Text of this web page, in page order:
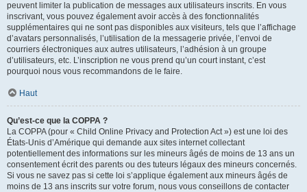
peuvent limiter la publication de messages aux utilisateurs inscrits. En vous
inscrivant, vous pouvez également avoir accès à des fonctionnalités
supplémentaires qui ne sont pas disponibles aux visiteurs, tels que l’affichage
d’avatars personnalisés, l’utilisation de la messagerie privée, l’envoi de
courriers électroniques aux autres utilisateurs, l’adhésion à un groupe
d’utilisateurs, etc. L’inscription ne vous prend qu’un court instant, c’est
pourquoi nous vous recommandons de le faire.
Haut
Qu’est-ce que la COPPA ?
La COPPA (pour « Child Online Privacy and Protection Act ») est une loi des
États-Unis d’Amérique qui demande aux sites internet collectant
potentiellement des informations sur les mineurs âgés de moins de 13 ans un
consentement écrit des parents ou des tuteurs légaux des mineurs concernés.
Si vous ne savez pas si cette loi s’applique également aux mineurs âgés de
moins de 13 ans inscrits sur votre forum, nous vous conseillons de contacter